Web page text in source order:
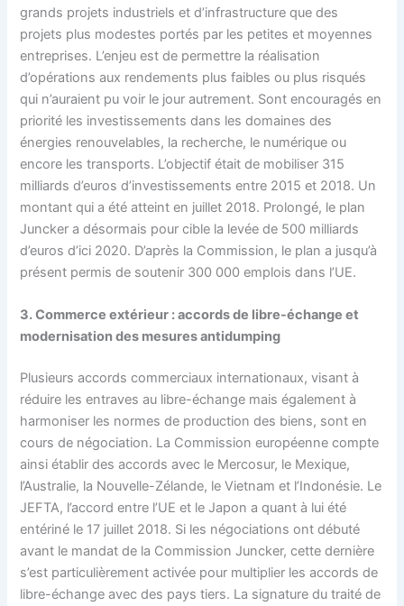
grands projets industriels et d’infrastructure que des
projets plus modestes portés par les petites et moyennes
entreprises. L’enjeu est de permettre la réalisation
d’opérations aux rendements plus faibles ou plus risqués
qui n’auraient pu voir le jour autrement. Sont encouragés en
priorité les investissements dans les domaines des
énergies renouvelables, la recherche, le numérique ou
encore les transports. L’objectif était de mobiliser 315
milliards d’euros d’investissements entre 2015 et 2018. Un
montant qui a été atteint en juillet 2018. Prolongé, le plan
Juncker a désormais pour cible la levée de 500 milliards
d’euros d’ici 2020. D’après la Commission, le plan a jusqu’à
présent permis de soutenir 300 000 emplois dans l’UE.
3. Commerce extérieur : accords de libre-échange et
modernisation des mesures antidumping
Plusieurs accords commerciaux internationaux, visant à
réduire les entraves au libre-échange mais également à
harmoniser les normes de production des biens, sont en
cours de négociation. La Commission européenne compte
ainsi établir des accords avec le Mercosur, le Mexique,
l’Australie, la Nouvelle-Zélande, le Vietnam et l’Indonésie. Le
JEFTA, l’accord entre l’UE et le Japon a quant à lui été
entériné le 17 juillet 2018. Si les négociations ont débuté
avant le mandat de la Commission Juncker, cette dernière
s’est particulièrement activée pour multiplier les accords de
libre-échange avec des pays tiers. La signature du traité de